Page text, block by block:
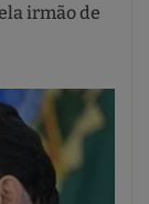
irmão de